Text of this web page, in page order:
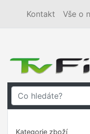
Kontakt Vše o
Kategorie zboží